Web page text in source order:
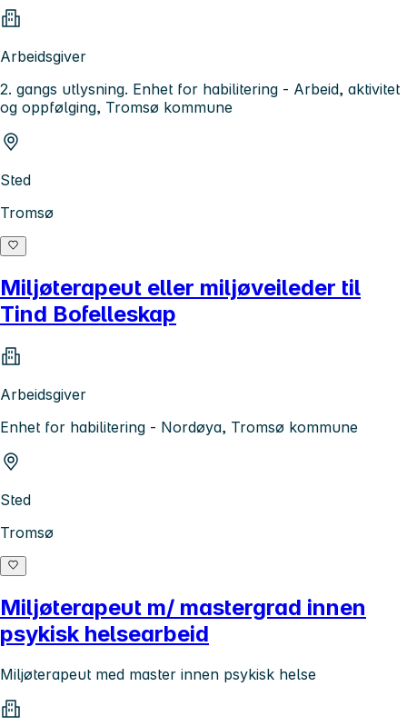
Arbeidsgiver
2. gangs utlysning. Enhet for habilitering - Arbeid, aktivitet
og oppfølging, Tromsø kommune
Sted
Tromsø
Miljøterapeut eller miljøveileder til
Tind Bofelleskap
Arbeidsgiver
Enhet for habilitering - Nordøya, Tromsø kommune
Sted
Tromsø
Miljøterapeut m/ mastergrad innen
psykisk helsearbeid
Miljøterapeut med master innen psykisk helse